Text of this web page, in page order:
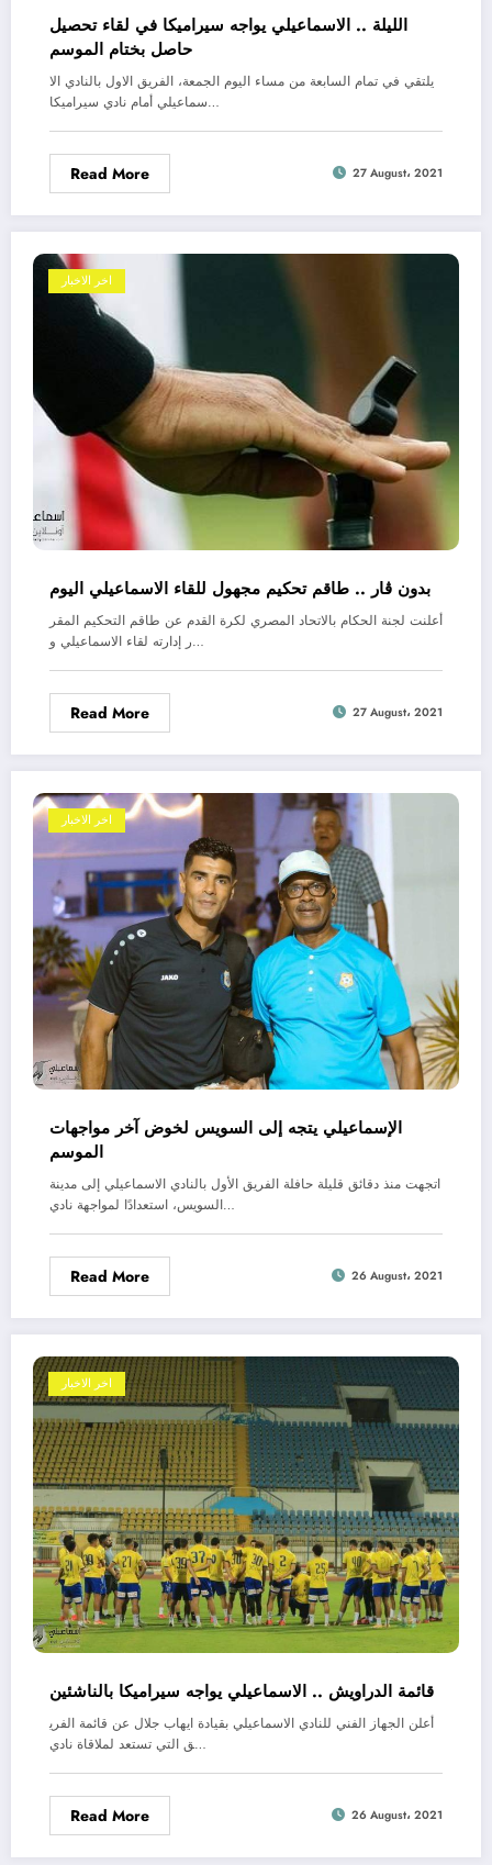
الليلة .. الاسماعيلي يواجه سيراميكا في لقاء تحصيل
حاصل بختام الموسم
يلتقي في تمام السابعة من مساء اليوم الجمعة، الفريق الاول بالنادي الا
سماعيلي أمام نادي سيراميكا…
Read More 27 August، 2021
اخر الاخبار
بدون ڤار .. طاقم تحكيم مجهول للقاء الاسماعيلي اليوم
أعلنت لجنة الحكام بالاتحاد المصري لكرة القدم عن طاقم التحكيم المقر
ر إدارته لقاء الاسماعيلي و…
Read More 27 August، 2021
اخر الاخبار
الإسماعيلي يتجه إلى السويس لخوض آخر مواجهات
الموسم
اتجهت منذ دقائق قليلة حافلة الفريق الأول بالنادي الاسماعيلي إلى مدينة
السويس، استعدادًا لمواجهة نادي…
Read More 26 August، 2021
اخر الاخبار
قائمة الدراويش .. الاسماعيلي يواجه سيراميكا بالناشئين
أعلن الجهاز الفني للنادي الاسماعيلي بقيادة ايهاب جلال عن قائمة الفري
ق التي تستعد لملاقاة نادي…
Read More 26 August، 2021